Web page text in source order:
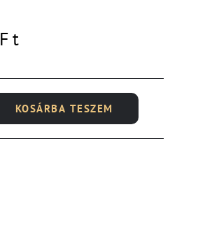
Ft
KOSÁRBA TESZEM